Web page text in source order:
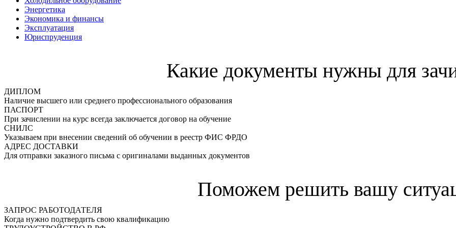
Энергетика
Экономика и финансы
Эксплуатация
Юриспруденция
Какие документы нужны для
ДИПЛОМ
Наличие высшего или среднего профессионального образования
ПАСПОРТ
При зачислении на курс всегда заключается договор на обучение
СНИЛС
Указываем при внесении сведений об обучении в реестр ФИС ФРДО
АДРЕС ДОСТАВКИ
Для отправки заказного письма с оригиналами выданных документов
Поможем решить вашу
ЗАПРОС РАБОТОДАТЕЛЯ
Когда нужно подтвердить свою квалификацию